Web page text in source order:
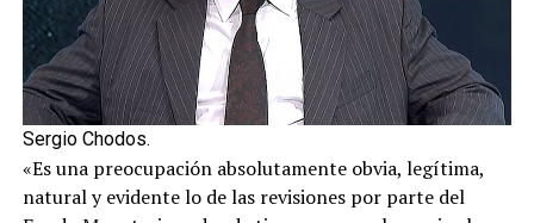
Sergio Chodos.
«Es una preocupación absolutamente obvia, legítima,
natural y evidente lo de las revisiones por parte del